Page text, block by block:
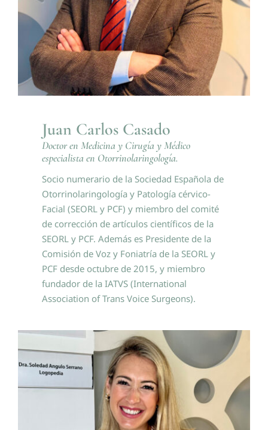
Juan Carlos Casado
Doctor en Medicina y Cirugía y Médico
especialista en Otorrinolaringología.
Socio numerario de la Sociedad Española de
Otorrinolaringología y Patología cérvico-
Facial (SEORL y PCF) y miembro del comité
de corrección de artículos científicos de la
SEORL y PCF. Además es Presidente de la
Comisión de Voz y Foniatría de la SEORL y
PCF desde octubre de 2015, y miembro
fundador de la IATVS (International
Association of Trans Voice Surgeons).